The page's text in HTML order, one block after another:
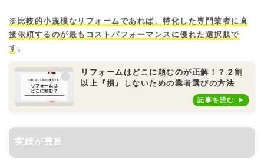
※ 比較的小規模なリフォームであれば、特化した専門業者に直
接依頼するのが最もコストパフォーマンスに優れた選択肢で
す 。
リフォームはどこに頼むのが正解！？２割
以上『損』しないための業者選びの方法
記事を読む
実績が豊富